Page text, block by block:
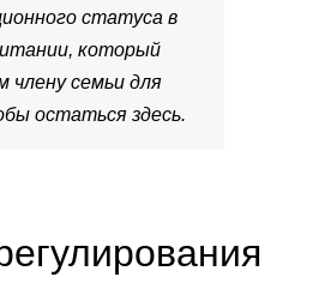
статуса в
который
члену семьи для
остаться здесь.